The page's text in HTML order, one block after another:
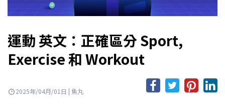
運動 英文：正確區分 Sport,
Exercise 和 Workout
2025年/04月/01日 | 魚丸